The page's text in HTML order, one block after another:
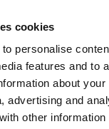
cookies
personalise
features and to
about
advertising and
other information